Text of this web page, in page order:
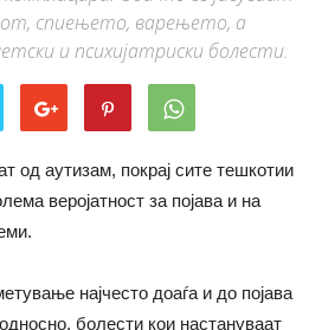
спиењето, варењето, а
и психијатриски болести.
од аутизам, покрај сите тешкотии
веројатност за појава и на
најчесто доаѓа и до појава
болести кои настануваат